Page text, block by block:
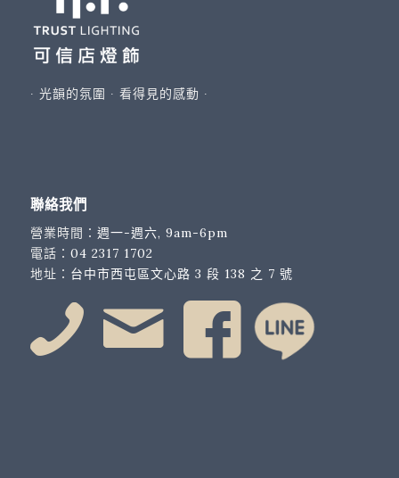
∙ 光韻的氛圍 ∙ 看得見的感動 ∙
聯絡我們
營業時間： 週一-週六, 9am-6pm
電話： 04 2317 1702
地址： 台中市西屯區文心路 3 段 138 之 7 號